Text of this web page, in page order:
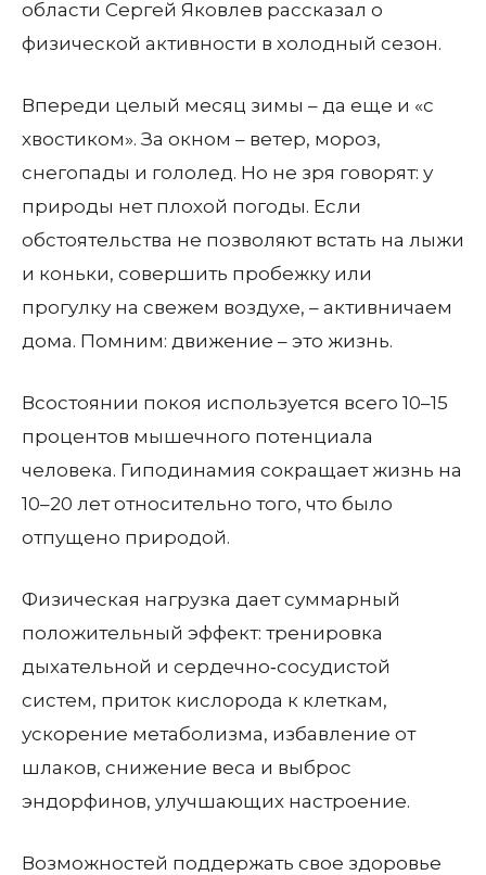
области Сергей Яковлев рассказал о
физической активности в холодный сезон.
Впереди целый месяц зимы – да еще и «с
хвостиком». За окном – ветер, мороз,
снегопады и гололед. Но не зря говорят: у
природы нет плохой погоды. Если
обстоятельства не позволяют встать на лыжи
и коньки, совершить пробежку или
прогулку на свежем воздухе, – активничаем
дома. Помним: движение – это жизнь.
Всостоянии покоя используется всего 10–15
процентов мышечного потенциала
человека. Гиподинамия сокращает жизнь на
10–20 лет относительно того, что было
отпущено природой.
Физическая нагрузка дает суммарный
положительный эффект: тренировка
дыхательной и сердечно‑сосудистой
систем, приток кислорода к клеткам,
ускорение метаболизма, избавление от
шлаков, снижение веса и выброс
эндорфинов, улучшающих настроение.
Возможностей поддержать свое здоровье